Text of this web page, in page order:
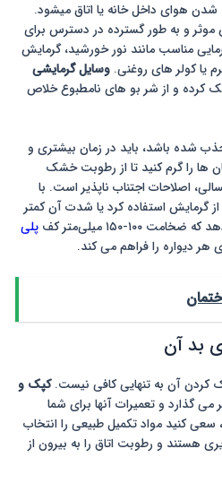
هوای داخل خانه یا اتاق میشود.
و به طور گسترده در دسترس برای
مناسب مانند نور خورشید، گرمایش
یا کولر های روغنی.وسایل گرمایشی
کرده و از شر بو های نامطبوع خلاص
شده باشد، باید در زمان بیشتری و
ها را گرم کنید تا از رطوبت خشک
اصلاحات اجتناب ناپذیر است. با
گرمایش استفاده کرد یا شدت آن کمتر
۱۵۰ میلی‌متر کف
پلی
هر دیواره را فراهم می کند.
بد آن
کردن آن به تنهایی کافی نیست.کپک و
می گذارد و تعمیرات آنها برای شما
کنید مواد تکمیل طبیعی را انتخاب
هستند و رطوبت اتاق را به بیرون از